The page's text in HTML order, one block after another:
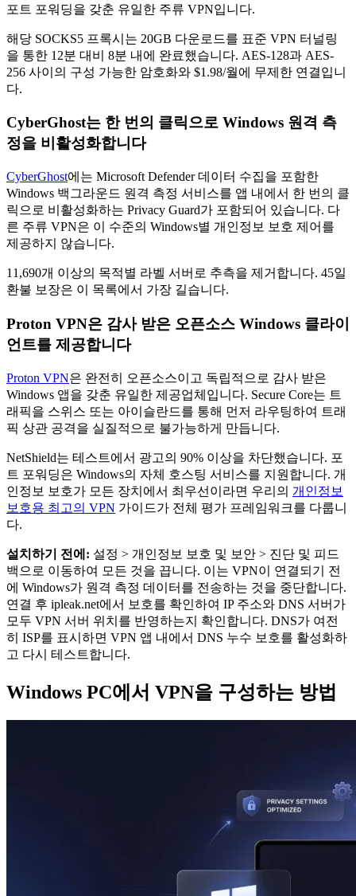
포트 포워딩을 갖춘 유일한 주류 VPN입니다.
해당 SOCKS5 프록시는 20GB 다운로드를 표준 VPN 터널링
을 통한 12분 대비 8분 내에 완료했습니다. AES-128과 AES-
256 사이의 구성 가능한 암호화와 $1.98/월에 무제한 연결입니
다.
CyberGhost는 한 번의 클릭으로 Windows 원격 측
정을 비활성화합니다
CyberGhost에는 Microsoft Defender 데이터 수집을 포함한
Windows 백그라운드 원격 측정 서비스를 앱 내에서 한 번의 클
릭으로 비활성화하는 Privacy Guard가 포함되어 있습니다. 다
른 주류 VPN은 이 수준의 Windows별 개인정보 보호 제어를
제공하지 않습니다.
11,690개 이상의 목적별 라벨 서버로 추측을 제거합니다. 45일
환불 보장은 이 목록에서 가장 길습니다.
Proton VPN은 감사 받은 오픈소스 Windows 클라이
언트를 제공합니다
Proton VPN은 완전히 오픈소스이고 독립적으로 감사 받은
Windows 앱을 갖춘 유일한 제공업체입니다. Secure Core는 트
래픽을 스위스 또는 아이슬란드를 통해 먼저 라우팅하여 트래
픽 상관 공격을 실질적으로 불가능하게 만듭니다.
NetShield는 테스트에서 광고의 90% 이상을 차단했습니다. 포
트 포워딩은 Windows의 자체 호스팅 서비스를 지원합니다. 개
인정보 보호가 모든 장치에서 최우선이라면 우리의 개인정보
보호용 최고의 VPN 가이드가 전체 평가 프레임워크를 다룹니
다.
설치하기 전에: 설정 > 개인정보 보호 및 보안 > 진단 및 피드
백으로 이동하여 모든 것을 끕니다. 이는 VPN이 연결되기 전
에 Windows가 원격 측정 데이터를 전송하는 것을 중단합니다.
연결 후 ipleak.net에서 보호를 확인하여 IP 주소와 DNS 서버가
모두 VPN 서버 위치를 반영하는지 확인합니다. DNS가 여전
히 ISP를 표시하면 VPN 앱 내에서 DNS 누수 보호를 활성화하
고 다시 테스트합니다.
Windows PC에서 VPN을 구성하는 방법